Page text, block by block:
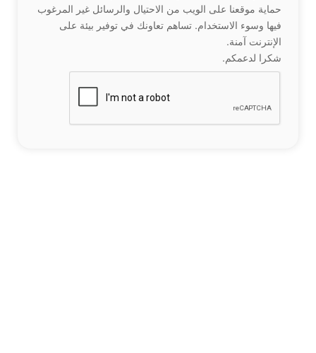
حماية موقعنا على الويب من الاحتيال والرسائل غير المرغوب
فيها وسوء الاستخدام. تساهم تعاونك في توفير بيئة على
الإنترنت آمنة.
شكرا لدعمكم.